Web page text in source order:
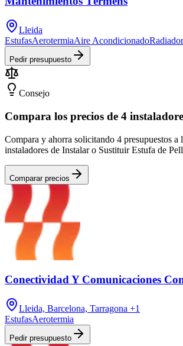
Lleida
EstufasAerotermiaAire Acondicionado
Pedir presupuesto
Consejo
Compara los precios de 4
Compara y ahorra solicitando 4 presupuestos a
instaladores de Instalar o Sustituir Estufa de
Comparar precios
Conectividad Y Comunicaciones
Lleida, Barcelona, Tarragona +1
EstufasAerotermia
Pedir presupuesto